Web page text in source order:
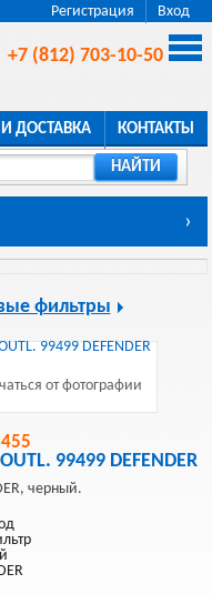
Регистрация Вход
+7 (812) 703-10-50
ДОСТАВКА КОНТАКТЫ
НАЙТИ
›
фильтры
от фотографии
99499 DEFENDER
черный.